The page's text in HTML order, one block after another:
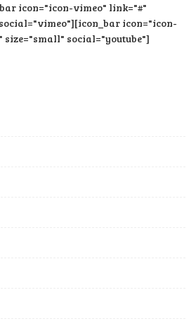
icon="icon-vimeo" link="#"
icon="icon-
social="youtube"]